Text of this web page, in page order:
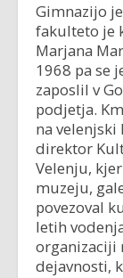
Gimnazijo
fakulteto je
Marjana
1968 pa se
zaposlil v
podjetja.
na velenjski
direktor
Velenju,
muzeju,
povezoval
letih
organizaciji
dejavnosti,